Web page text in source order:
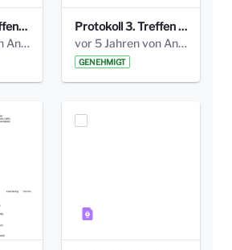
Protokoll 4. Treffen_20141113 AG Bismarckplatz.pdf
vor 5 Jahren von Anni Schlumberger
Protokoll 3. Treffen 20141016 AG Bismarckplatz.pdf
vor 5 Jahren von Anni Schlumberger
GENEHMIGT